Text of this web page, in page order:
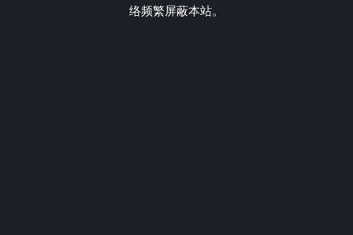
络频繁屏蔽本站。